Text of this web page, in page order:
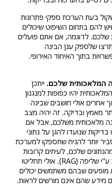
בעת הערכת ספקי פתרונות
להם בתחום השיפוט שיכולים
שלכם. לדוגמה, אם אתם פועלים
שלספק ענן הבינה
בתוך האיחוד האירופי.
המלאכותית שלכם. ייתכן
יהיו כפופות למנגנון
אולי חושבים שבינה
מאמץ ובדיקה. זה יהיה מצב
מלאכותית משלכם, אבל אם
שנועדו להגן על נתוני
יותר להניח שתספקו למערכת
שלכם, לעיתים קרובות
באמצעות יצירה מועצמת ע"י שליפה (RAG). אולי תחליטו
שבהם משתמשים יכולים
מידע שהם אינם מורשים לראות.